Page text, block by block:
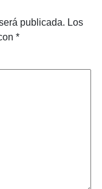
publicada. Los
*